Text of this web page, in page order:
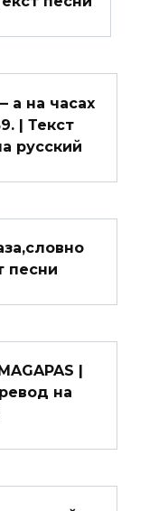
а на часах
| Текст
русский
песни
|
на